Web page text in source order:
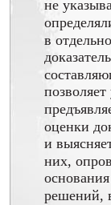
не
в
оценки
и
них,
решений,